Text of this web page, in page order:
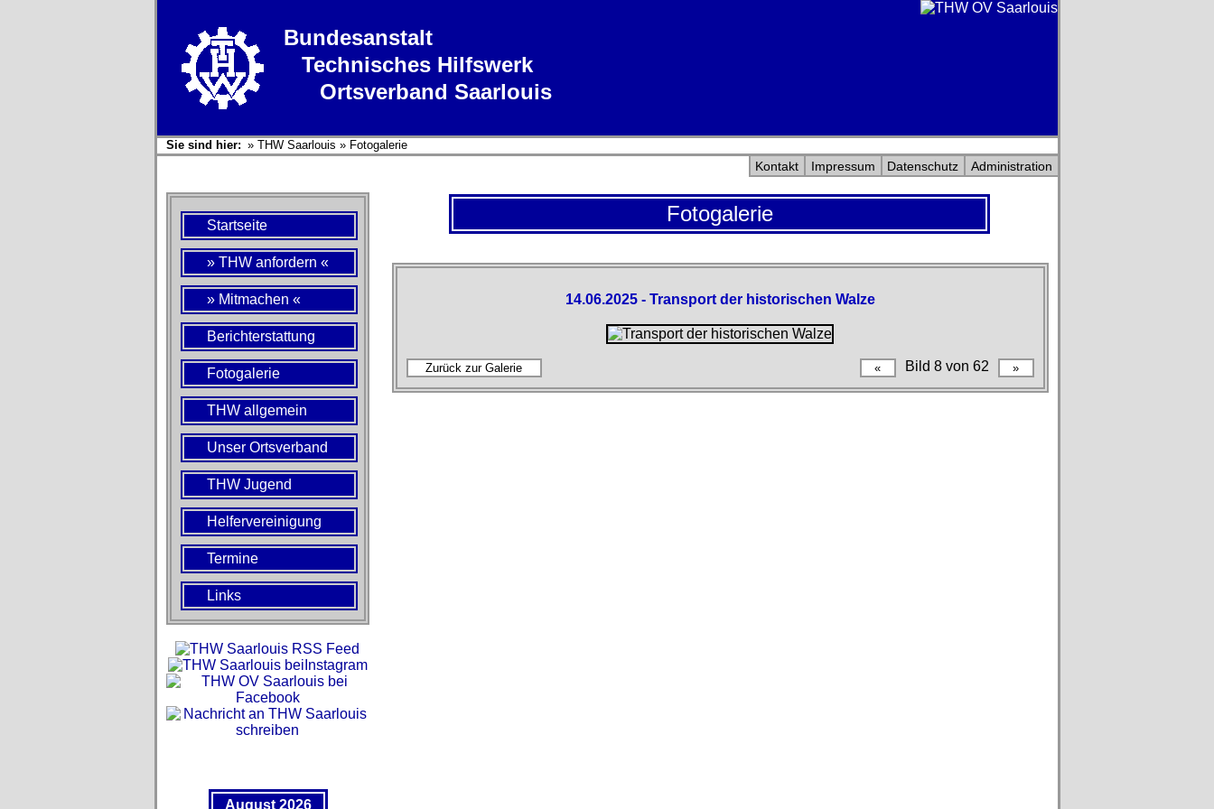
Bundesanstalt
Technisches Hilfswerk
Ortsverband Saarlouis
Sie sind hier: » THW Saarlouis » Fotogalerie
Kontakt Impressum Datenschutz Administration
Startseite
» THW anfordern «
» Mitmachen «
Berichterstattung
Fotogalerie
THW allgemein
Unser Ortsverband
THW Jugend
Helfervereinigung
Termine
Links
August 2026
Fotogalerie
14.06.2025 - Transport der historischen Walze
Bild 8 von 62